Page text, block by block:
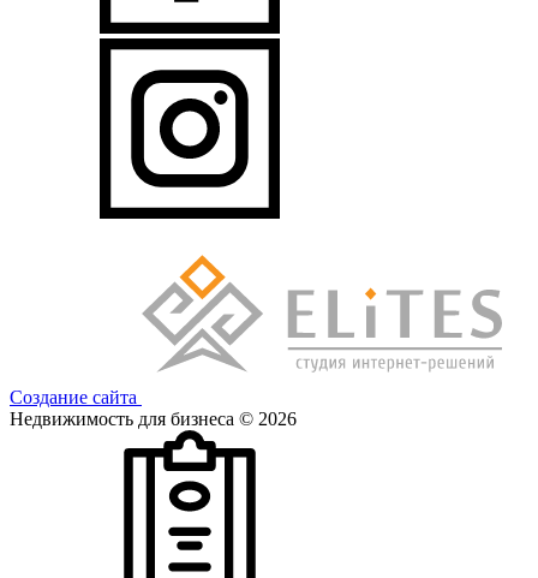
Создание сайта
Недвижимость для бизнеса © 2026